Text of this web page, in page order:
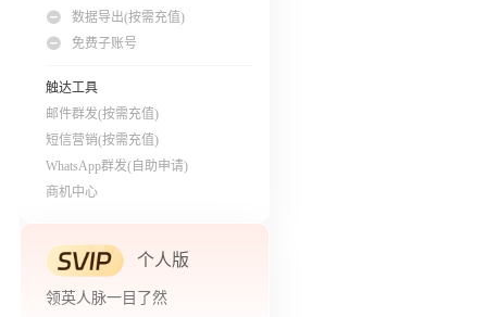
数据导出(按需充值)
免费子账号
触达工具
邮件群发(按需充值)
短信营销(按需充值)
WhatsApp群发(自助申请)
商机中心
个人版
领英人脉一目了然